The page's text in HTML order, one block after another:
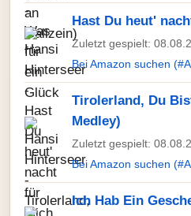
Hast Du heut'
Zuletzt gespielt:
Bei Amazon suchen
Tirolerland, Du
Medley)
Zuletzt gespielt:
Bei Amazon suchen
Ich Hab Ein